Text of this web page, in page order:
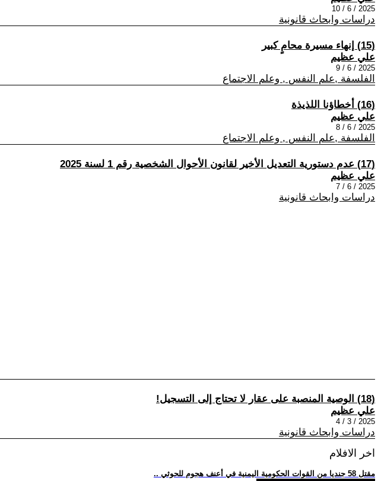
2025 / 6 / 10
دراسات وابحاث قانونية
(15) إنهاء مسيرة محامٍ كبير
علي عظيم
2025 / 6 / 9
الفلسفة ,علم النفس , وعلم الاجتماع
(16) أخطاؤنا اللذيذة
علي عظيم
2025 / 6 / 8
الفلسفة ,علم النفس , وعلم الاجتماع
(17) عدم دستورية التعديل الأخير لقانون الأحوال الشخصية رقم 1 لسنة 2025
علي عظيم
2025 / 6 / 7
دراسات وابحاث قانونية
(18) الوصية المنصبة على عقار لا تحتاج إلى التسجيل!
علي عظيم
2025 / 3 / 4
دراسات وابحاث قانونية
اخر الافلام
.. مقتل 58 جنديا من القوات الحكومية اليمنية في أعنف هجوم للحوثي